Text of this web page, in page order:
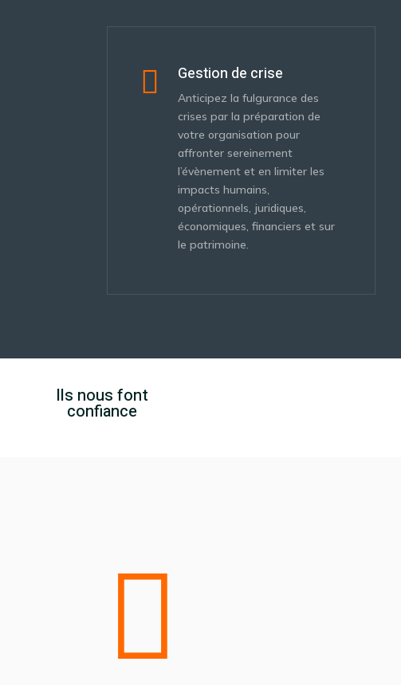
 Gestion de crise
Anticipez la fulgurance des
crises par la préparation de
votre organisation pour
affronter sereinement
l’évènement et en limiter les
impacts humains,
opérationnels, juridiques,
économiques, financiers et sur
le patrimoine.
Ils nous font
confiance
